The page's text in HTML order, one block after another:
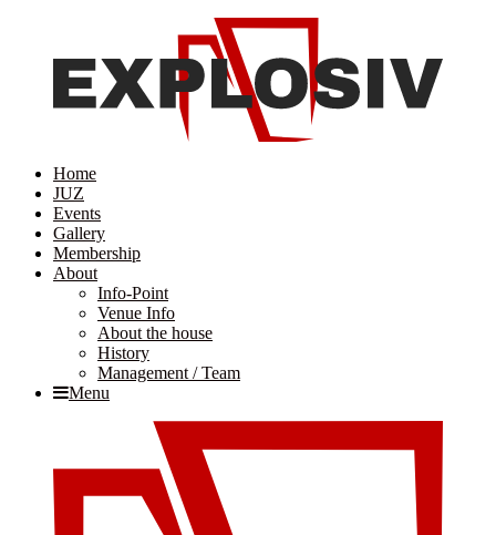
Home
JUZ
Events
Gallery
Membership
About
Info-Point
Venue Info
About the house
History
Management / Team
Menu